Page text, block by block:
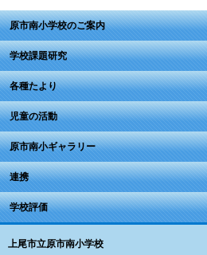
原市南小学校のご案内
学校課題研究
各種たより
児童の活動
原市南小ギャラリー
連携
学校評価
上尾市立原市南小学校